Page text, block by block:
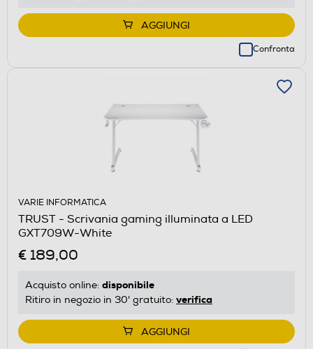
AGGIUNGI
Confronta
VARIE INFORMATICA
TRUST - Scrivania gaming illuminata a LED
GXT709W-White
€ 189,00
Acquisto online: disponibile
Ritiro in negozio in 30' gratuito: verifica
AGGIUNGI